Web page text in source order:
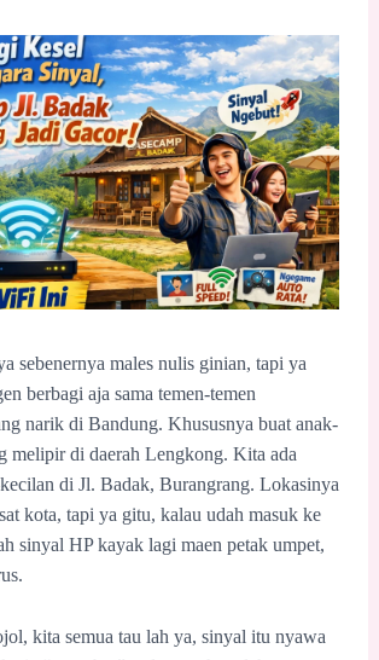
sebenernya males nulis ginian, tapi ya
berbagi aja sama temen-temen
narik di Bandung. Khususnya buat anak-
melipir di daerah Lengkong. Kita ada
di Jl. Badak, Burangrang. Lokasinya
kota, tapi ya gitu, kalau udah masuk ke
sinyal HP kayak lagi maen petak umpet,
kita semua tau lah ya, sinyal itu nyawa